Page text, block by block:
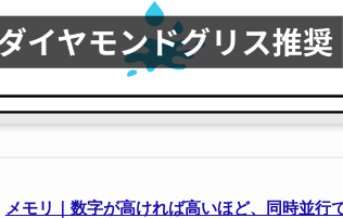
メモリ｜数字が高ければ高いほど、同時並行